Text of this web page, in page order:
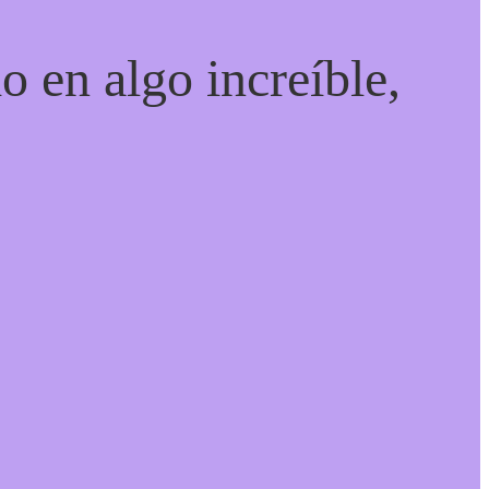
en algo increíble,